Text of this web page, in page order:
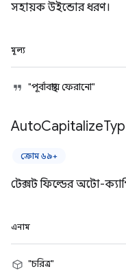
সহায়ক উইন্ডোর ধরণ।
মূল্য
"পূর্বাবস্থায় ফেরানো"
AutoCapitalize
ক্রোম ৬৯+
টেক্সট ফিল্ডের অটো-
এনাম
"চরিত্র"